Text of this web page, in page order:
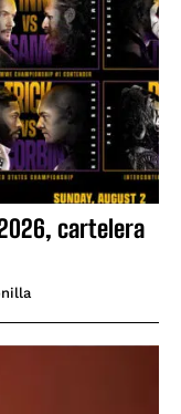
cartelera